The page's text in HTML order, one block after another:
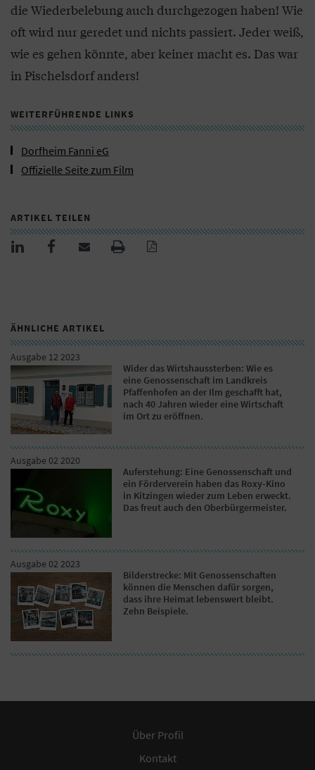
die Wiederbelebung auch durchgezogen haben! Wie
oft wird nur geredet und nichts passiert. Jeder weiß,
wie es gehen könnte, aber keiner macht es. Das war
in Pischelsdorf anders!
WEITERFÜHRENDE LINKS
Dorfheim Fanni eG
Offizielle Seite zum Film
ARTIKEL TEILEN
ÄHNLICHE ARTIKEL
Ausgabe 12 2023
Wider das Wirtshaussterben: Wie es
eine Genossenschaft im Landkreis
Pfaffenhofen an der Ilm geschafft hat,
nach 40 Jahren wieder eine Wirtschaft
im Ort zu eröffnen.
Ausgabe 02 2020
Auferstehung: Eine Genossenschaft und
ein Förderverein haben das Roxy-Kino
in Kitzingen wieder zum Leben erweckt.
Das freut auch den Oberbürgermeister.
Ausgabe 02 2023
Bilderstrecke: Mit Genossenschaften
können die Menschen dafür sorgen,
dass ihre Heimat lebenswert bleibt.
Zehn Beispiele.
Über Profil
Kontakt